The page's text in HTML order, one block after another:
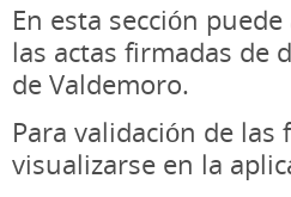
En esta sección
las actas firmadas de
de Valdemoro.
Para validación de
visualizarse en la